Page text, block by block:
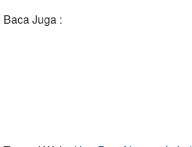
Baca Juga :